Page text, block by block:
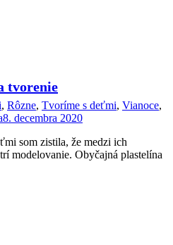
tvorenie
, Rôzne, Tvoríme s deťmi, Vianoce,
8. decembra 2020
som zistila, že medzi ich
modelovanie. Obyčajná plastelína